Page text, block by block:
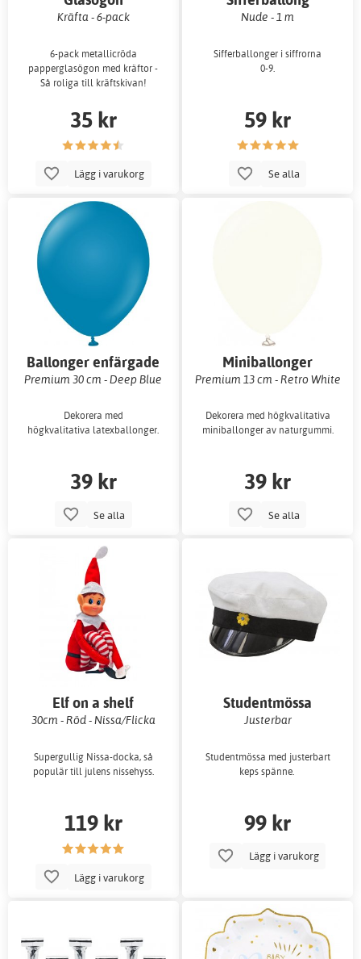
Kräfta - 6-pack
6-pack metallicröda
papperglasögon med kräftor -
Så roliga till kräftskivan!
35 kr
Lägg i varukorg
Nude - 1 m
Sifferballonger i siffrorna
0-9.
59 kr
Se alla
Ballonger enfärgade
Premium 30 cm - Deep Blue
Dekorera med
högkvalitativa latexballonger.
39 kr
Se alla
Miniballonger
enfärgade
Premium 13 cm - Retro White
Dekorera med högkvalitativa
miniballonger av naturgummi.
39 kr
Se alla
Elf on a shelf
30cm - Röd - Nissa/Flicka
Supergullig Nissa-docka, så
populär till julens nissehyss.
119 kr
Lägg i varukorg
Studentmössa
Justerbar
Studentmössa med justerbart
keps spänne.
99 kr
Lägg i varukorg